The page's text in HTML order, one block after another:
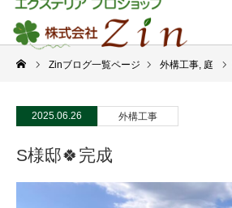
Zinブログ一覧ページ 外構工事, 庭
2025.06.26 外構工事
S様邸🍀完成